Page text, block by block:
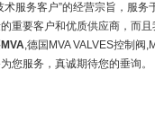
服务客户”的经营宗旨，服
重要客户和优质供应商，而
MVA,德国MVA VALVES控制阀
您服务，真诚期待您的垂询。